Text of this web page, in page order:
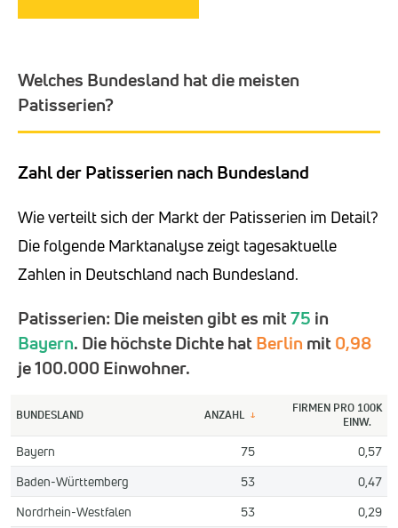
Welches Bundesland hat die meisten
Patisserien?
Zahl der Patisserien nach Bundesland
Wie verteilt sich der Markt der Patisserien im Detail?
Die folgende Marktanalyse zeigt tagesaktuelle
Zahlen in Deutschland nach Bundesland.
Patisserien: Die meisten gibt es mit75 in
Bayern. Die höchste Dichte hatBerlin mit0,98
je 100.000 Einwohner.
BUNDESLAND ANZAHL ↓
FIRMEN PRO 100K
EINW.
Bayern 75
0,57
Baden-Württemberg
53
0,47
Nordrhein-Westfalen
53
0,29